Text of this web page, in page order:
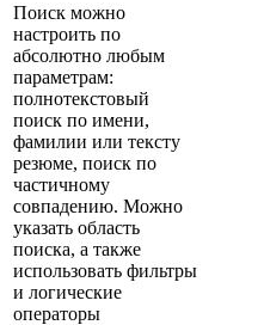
Поиск можно
настроить по
абсолютно любым
параметрам:
полнотекстовый
поиск по имени,
фамилии или тексту
резюме, поиск по
частичному
совпадению. Можно
указать область
поиска, а также
использовать фильтры
и логические
операторы